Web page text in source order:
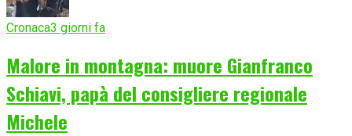
Cronaca3 giorni fa
Malore in montagna: muore Gianfranco
Schiavi, papà del consigliere regionale
Michele